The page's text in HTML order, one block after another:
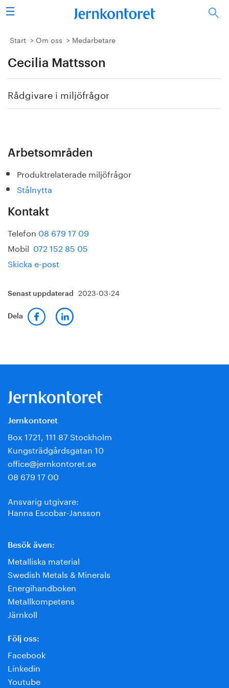
Sök
Stålindustrin
Vision 2050
Forskning/utbildning
Bildbank
Om oss
Start Om oss Medarbetare
Cecilia Mattsson
Rådgivare i miljöfrågor
Arbetsområden
Produktrelaterade miljöfrågor
Stålnytta
Kontakt
Telefon 08 679 17 09
Mobil 072 152 85 05
Skicka e-post
Senast uppdaterad 2023-03-24
Dela
Jernkontoret
Box 1721, 111 87 Stockholm
Kungsträdgårdsgatan 10
office@jernkontoret.se
08 679 17 00
Ansvarig utgivare:
Hanna Escobar-Jansson
Besök även:
Metalliska material
Swedish Metals & Minerals
Energihandboken
Metallkompetens
Järnkoll
Följ oss:
Facebook
Linkedin
Youtube